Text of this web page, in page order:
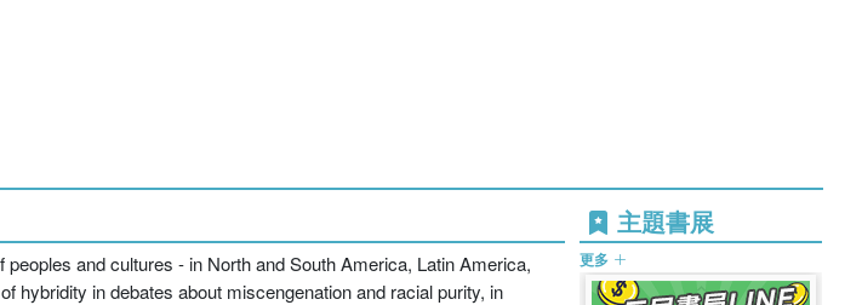
and cultures - in North and South America, Latin America,
hybridity in debates about miscengenation and racial purity, in
主題書展
更多